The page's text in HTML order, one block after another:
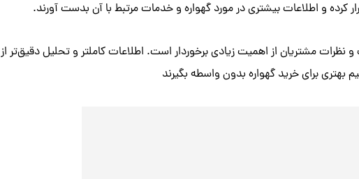
کرده و اطلاعات بیشتری در مورد گهواره و خدمات مرتبط با آن بدست آورند.
مشتریان از اهمیت زیادی برخوردار است. اطلاعات کاملتر و تحلیل دقیق‌تر از
برای خرید گهواره بدون واسطه بگیرند